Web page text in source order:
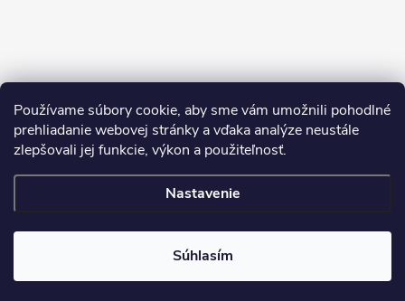
Používame súbory cookie, aby sme vám umožnili pohodlné
prehliadanie webovej stránky a vďaka analýze neustále
zlepšovali jej funkcie, výkon a použiteľnosť.
Nastavenie
Súhlasím
Copyright 2026Dekorstudio.sk. Všetky práva vyhradené.